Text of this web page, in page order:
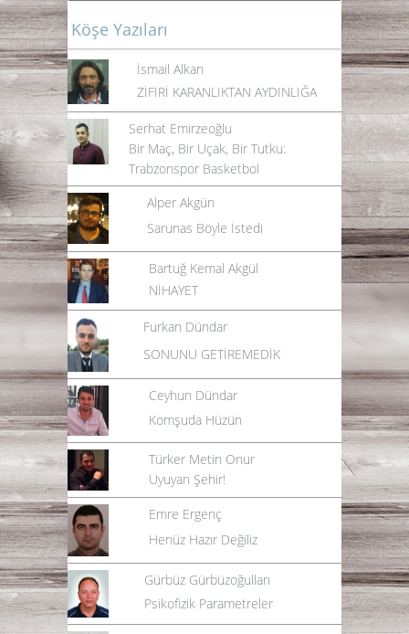
Köşe Yazıları
İsmail Alkan
ZİFİRİ KARANLIKTAN AYDINLIĞA
Serhat Emirzeoğlu
Bir Maç, Bir Uçak, Bir Tutku:
Trabzonspor Basketbol
Alper Akgün
Sarunas Böyle İstedi
Bartuğ Kemal Akgül
NİHAYET
Furkan Dündar
SONUNU GETİREMEDİK
Ceyhun Dündar
Komşuda Hüzün
Türker Metin Onur
Uyuyan Şehir!
Emre Ergenç
Henüz Hazır Değiliz
Gürbüz Gürbüzoğulları
Psikofizik Parametreler